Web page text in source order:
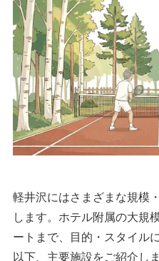
軽井沢にはさまざまな規模
します。ホテル附属の大規
ートまで、目的・スタイル
以下、主要施設をご紹介しま